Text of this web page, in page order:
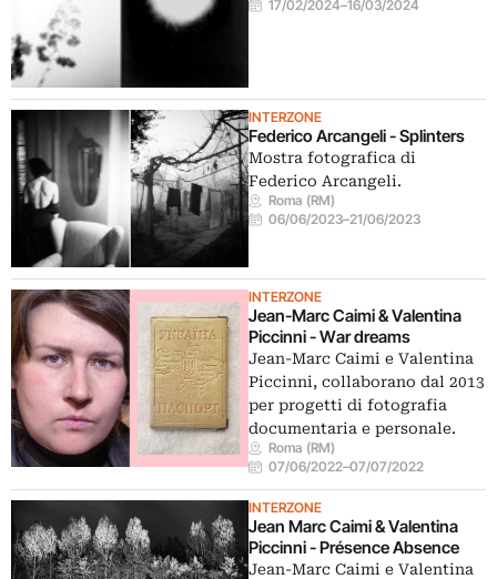
17/02/2024–16/03/2024
INTERZONE
Federico Arcangeli - Splinters
Mostra fotografica di
Federico Arcangeli.
Roma (RM)
06/06/2023–21/06/2023
INTERZONE
Jean-Marc Caimi & Valentina
Piccinni - War dreams
Jean-Marc Caimi e Valentina
Piccinni, collaborano dal 2013
per progetti di fotografia
documentaria e personale.
Roma (RM)
07/06/2022–07/07/2022
INTERZONE
Jean Marc Caimi & Valentina
Piccinni - Présence Absence
Jean-Marc Caimi e Valentina